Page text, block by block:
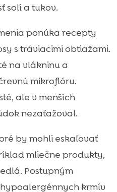
solí a tukov.
ponúka recepty
s tráviacimi obtiažami.
na vlákninu a
mikroflóru.
ale v menších
nezaťažoval.
by mohli eskaľovať
mliečne produkty,
Postupným
krmív